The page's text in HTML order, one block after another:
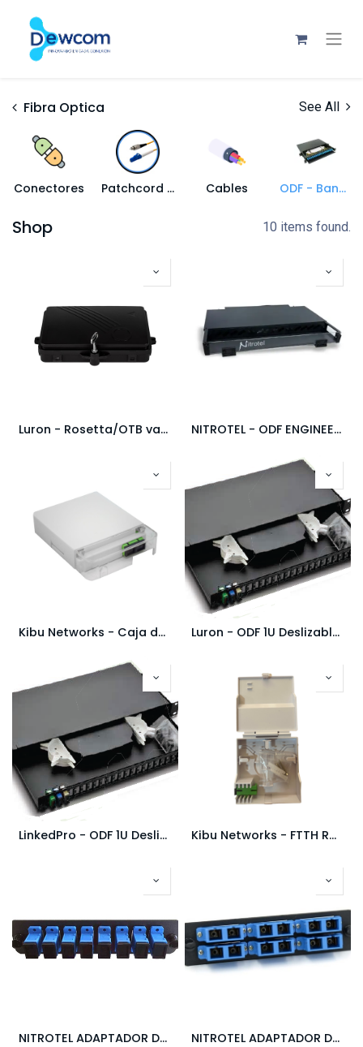
Fibra Optica See All
Conectores Patchcord / Jumper Cables ODF - Bandeja de Fibra
Shop 10 items found.
Luron - Rosetta/OTB vacía 1 bandejas para divisor PLC mini de 8/4 puertos / IU-ODN-DT120E-M-8 NITROTEL - ODF ENGINEERPRO 1U Vacio, Puerta de Acrilico, Deslizable, 1 Bandeja de 24 fusiones, Capacidad de 3 Placas LGX - NTDIO1UBKR1
Kibu Networks - Caja de Terminacion/OTB/ROSETTA - 2 Puertos 2 pigtails SC/APC Luron - ODF 1U Deslizable 24 PUERTOS SC/APC - IU-CEN-ODF-24-Cargado SC-APC
LinkedPro - ODF 1U Deslizable 24 PUERTOS - Vacio (con Tapas) Kibu Networks - FTTH ROSETTA - 2 Puertos - Vacia
NITROTEL ADAPTADOR DE FIBRA LGX CARGADO CON 8 MODULOS SC SIMPLEX - AZUL NITROTEL ADAPTADOR DE FIBRA LGX CARGADO CON 6 MODULOS SC DUPLEX - AZUL